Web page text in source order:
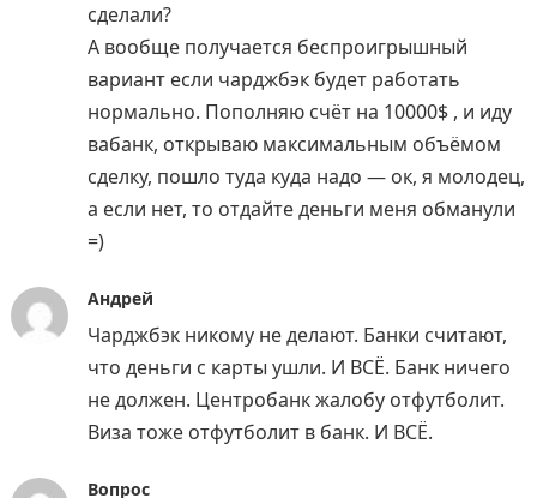
сделали?
А вообще получается беспроигрышный
вариант если чарджбэк будет работать
нормально. Пополняю счёт на 10000$ , и иду
вабанк, открываю максимальным объёмом
сделку, пошло туда куда надо — ок, я молодец,
а если нет, то отдайте деньги меня обманули
=)
Андрей
Чарджбэк никому не делают. Банки считают,
что деньги с карты ушли. И ВСЁ. Банк ничего
не должен. Центробанк жалобу отфутболит.
Виза тоже отфутболит в банк. И ВСЁ.
Вопрос